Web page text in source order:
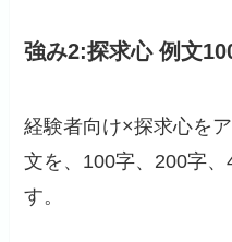
強み2:探求心 例文
経験者向け×探求心を
文を、100字、200字
す。